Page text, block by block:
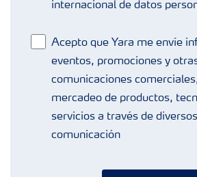
internacional de datos
Acepto que Yara me envíe
eventos, promociones y
comunicaciones
mercadeo de productos,
servicios a través de
comunicación